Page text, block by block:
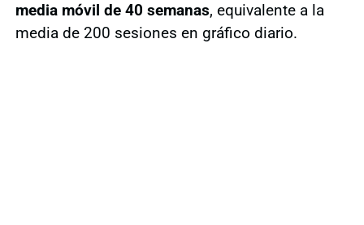
media móvil de 40 semanas, equivalente a la
media de 200 sesiones en gráfico diario.